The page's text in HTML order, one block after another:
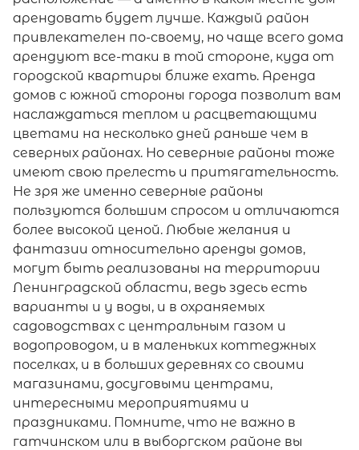
арендовать будет лучше. Каждый район
привлекателен по-своему, но чаще всего дома
арендуют все-таки в той стороне, куда от
городской квартиры ближе ехать. Аренда
домов с южной стороны города позволит вам
наслаждаться теплом и расцветающими
цветами на несколько дней раньше чем в
северных районах. Но северные районы тоже
имеют свою прелесть и притягательность.
Не зря же именно северные районы
пользуются большим спросом и отличаются
более высокой ценой. Любые желания и
фантазии относительно аренды домов,
могут быть реализованы на территории
Ленинградской области, ведь здесь есть
варианты и у воды, и в охраняемых
садоводствах с центральным газом и
водопроводом, и в маленьких коттеджных
поселках, и в больших деревнях со своими
магазинами, досуговыми центрами,
интересными мероприятиями и
праздниками. Помните, что не важно в
гатчинском или в выборгском районе вы